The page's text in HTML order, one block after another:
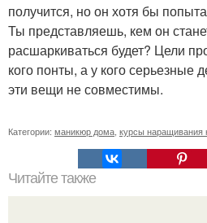
получится, но он хотя бы
Ты представляешь, кем он
расшаркиваться будет? Цели
кого понты, а у кого серьезные
эти вещи не совместимы.
Категории: маникюр дома курсы наращивания
Читайте также